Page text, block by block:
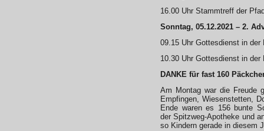
16.00 Uhr Stammtreff der
Sonntag, 05.12.2021 – 2.
09.15 Uhr Gottesdienst in
10.30 Uhr Gottesdienst in
DANKE für fast 160
Am Montag war die Freude
Empfingen, Wiesenstetten,
Ende waren es 156 bunte
der Spitzweg-Apotheke und
so Kindern gerade in diesem